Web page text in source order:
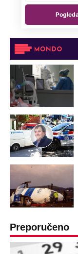
Preporučeno